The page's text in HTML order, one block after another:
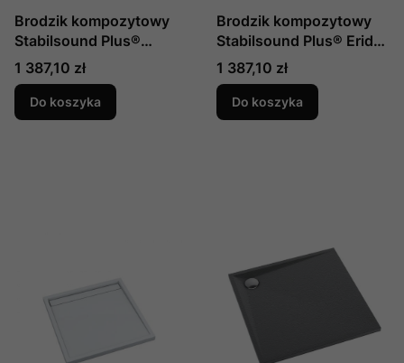
Brodzik kompozytowy
Stabilsound Plus®
Charis 90x90x5 cm,
kwadratowy, produkcji
Schedline, nr kat.:
3SP.C3K-9090
Cena
1 387,10 zł
Do koszyka
Brodzik kompozytowy
Stabilsound Plus® Erida
90x90x5 cm,
kwadratowy, produkcji
Schedline, nr kat.:
3SP.E4K-9090
Cena
1 387,10 zł
Do koszyka